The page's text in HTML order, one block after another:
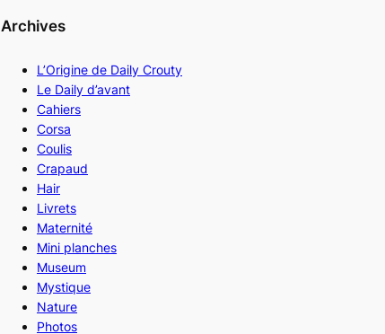
Archives
L’Origine de Daily Crouty
Le Daily d’avant
Cahiers
Corsa
Coulis
Crapaud
Hair
Livrets
Maternité
Mini planches
Museum
Mystique
Nature
Photos